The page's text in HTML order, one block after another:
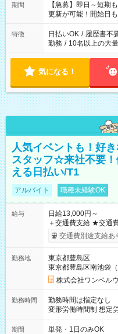
期間
【急募】即日～短期
更新が可能！開始日
特徴 日払いOK / 履歴書不
勤務 / 10名以上の大
気になる！
人気イベントも！好
スタッフ☆来社不要！
える日払い/T1
アルバイト 職種未経験OK
給与
日給13,000円～
＋交通費支給 ★交通費全額支給！ ┗案件により規定あり ★日払
いOK！（規定あり
ンビニATMから 日払い分を
交通費別途支給あ
勤務地
東京都豊島区
東京都豊島区南池袋
株式会社ワンベル
勤務時間
勤務時間は指定なし
変形労働時間制 想定労働時間160
～21：00
期間 単発・1日のみOK